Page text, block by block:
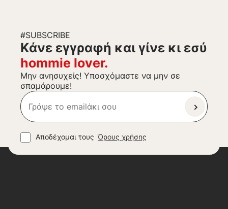
#SUBSCRIBE
Kάνε εγγραφή και γίνε κι εσύ
hommie lover.
Μην ανησυχείς! Υποσχόμαστε να μην σε
σπαμάρουμε!
Αποδέχομαι τους Όρους χρήσης